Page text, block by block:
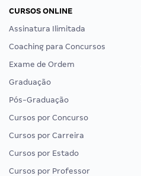
CURSOS ONLINE
Assinatura Ilimitada
Coaching para Concursos
Exame de Ordem
Graduação
Pós-Graduação
Cursos por Concurso
Cursos por Carreira
Cursos por Estado
Cursos por Professor